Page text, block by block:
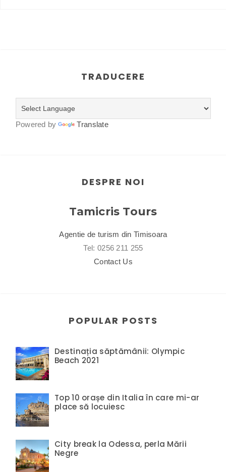
TRADUCERE
Powered by Translate
DESPRE NOI
Tamicris Tours
Agentie de turism din Timisoara
Tel: 0256 211 255
Contact Us
POPULAR POSTS
Destinația săptămânii: Olympic
Beach 2021
Top 10 orașe din Italia în care mi-ar
place să locuiesc
City break la Odessa, perla Mării
Negre